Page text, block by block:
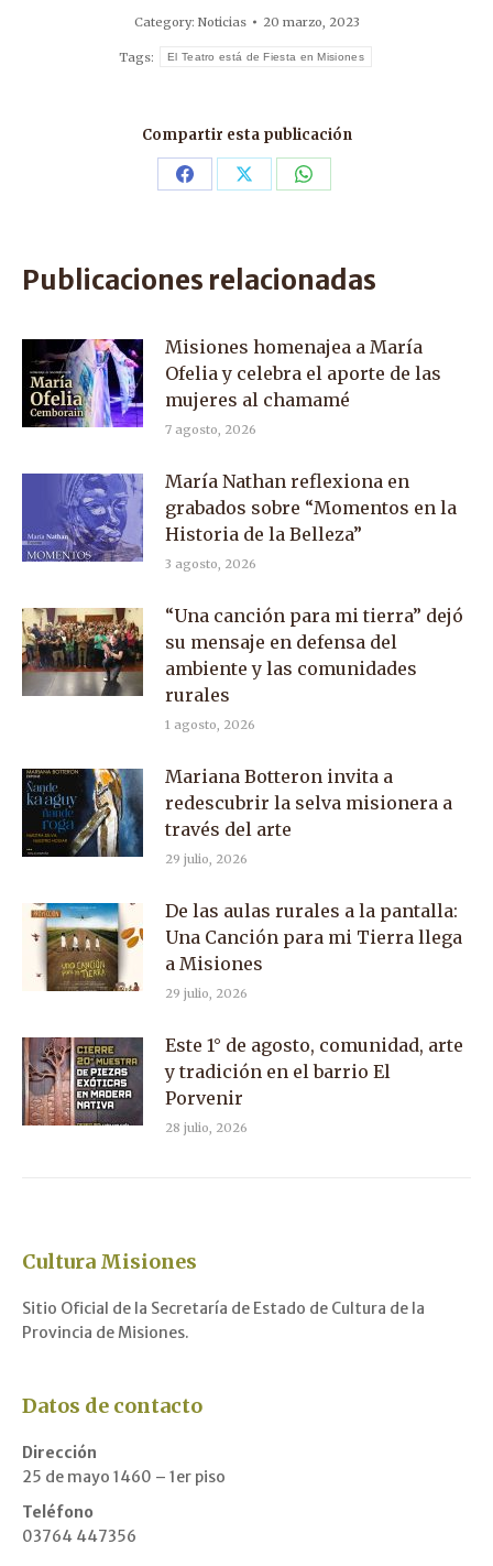
Category: Noticias 20 marzo, 2023
Tags: El Teatro está de Fiesta en Misiones
Compartir esta publicación
Share Share Share
Publicaciones relacionadas
Misiones homenajea a María
Ofelia y celebra el aporte de las
mujeres al chamamé
7 agosto, 2026
María Nathan reflexiona en
grabados sobre “Momentos en la
Historia de la Belleza”
3 agosto, 2026
“Una canción para mi tierra” dejó
su mensaje en defensa del
ambiente y las comunidades
rurales
1 agosto, 2026
Mariana Botteron invita a
redescubrir la selva misionera a
través del arte
29 julio, 2026
De las aulas rurales a la pantalla:
Una Canción para mi Tierra llega
a Misiones
29 julio, 2026
Este 1° de agosto, comunidad, arte
y tradición en el barrio El
Porvenir
28 julio, 2026
Cultura Misiones
Sitio Oficial de la Secretaría de Estado de Cultura de la
Provincia de Misiones.
Datos de contacto
Dirección
25 de mayo 1460 – 1er piso
Teléfono
03764 447356